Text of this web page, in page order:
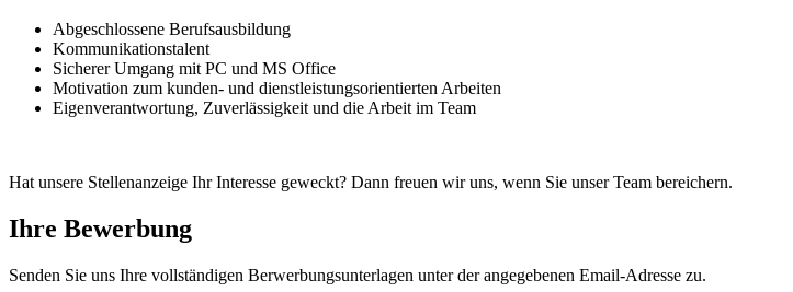
Abgeschlossene Berufsausbildung
Kommunikationstalent
Sicherer Umgang mit PC und MS Office
Motivation zum kunden- und dienstleistungsorientierten Arbeiten
Eigenverantwortung, Zuverlässigkeit und die Arbeit im Team
Hat unsere Stellenanzeige Ihr Interesse geweckt? Dann freuen wir uns, wenn Sie unser Team bereichern.
Ihre Bewerbung
Senden Sie uns Ihre vollständigen Berwerbungsunterlagen unter der angegebenen Email-Adresse zu.